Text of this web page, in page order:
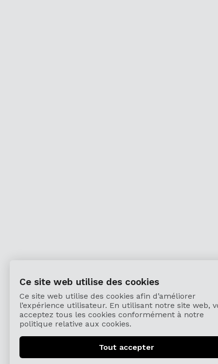
Ce site web utilise des cookies
Ce site web utilise des cookies afin d’améliorer
l’expérience utilisateur. En utilisant notre site web,
acceptez tous les cookies conformément à notre
politique relative aux cookies.
Tout accepter